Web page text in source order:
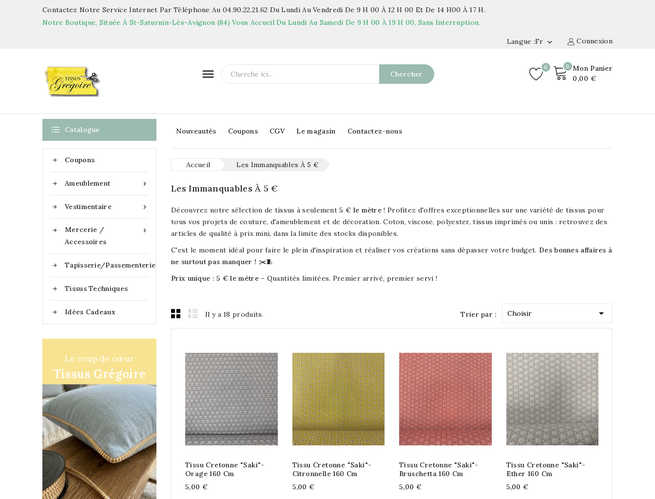
Contactez Notre Service Internet Par Téléphone Au 04.90.22.21.62 Du Lundi Au Vendredi De 9 H 00 À 12 H 00 Et De 14 H00 À 17 H.
Notre Boutique, Située À St-Saturnin-Lès-Avignon (84) Vous Accueil Du Lundi Au Samedi De 9 H 00 À 19 H 00, Sans Interruption.
Connexion
Langue :fr 
0
Mon Panier
0,00 €
 Chercher
0
Nouveautés Coupons CGV Le magasin Contactez-nous
 Catalogue
Coupons

Ameublement

Vestimentaire

Mercerie /
Accessoires
Tapisserie/Passementerie
Tissus Techniques
Idées Cadeaux
Le coup de cœur
Tissus Grégoire
Accueil Les Immanquables À 5 €
Les Immanquables À 5 €
Découvrez notre sélection de tissus à seulement5 € le mètre ! Profitez d'offres exceptionnelles sur une variété de tissus pour
tous vos projets de couture, d'ameublement et de décoration. Coton, viscose, polyester, tissus imprimés ou unis : retrouvez des
articles de qualité à prix mini, dans la limite des stocks disponibles.
C'est le moment idéal pour faire le plein d'inspiration et réaliser vos créations sans dépasser votre budget. Des bonnes affaires à
ne surtout pas manquer ! ✂️🧵
Prix unique : 5 € le mètre– Quantités limitées. Premier arrivé, premier servi !
Il y a 18 produits. Trier par : Choisir 
Tissu Cretonne "saki"-
Orage 160 Cm
5,00 €
Tissu Cretonne "saki"-
Citronnelle 160 Cm
5,00 €
Tissu Cretonne "saki"-
Bruschetta 160 Cm
5,00 €
Tissu Cretonne "saki"-
Ether 160 Cm
5,00 €